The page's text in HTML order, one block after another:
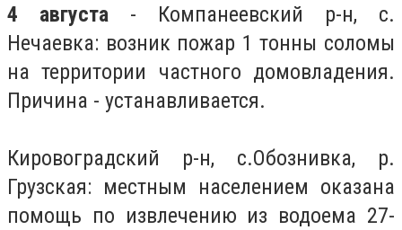
4 августа - Компанеевский р-н, с.
Нечаевка: возник пожар 1 тонны соломы
на территории частного домовладения.
Причина - устанавливается.
Кировоградский р-н, с.Обознивка, p.
Грузская: местным населением оказана
помощь по извлечению из водоема 27-